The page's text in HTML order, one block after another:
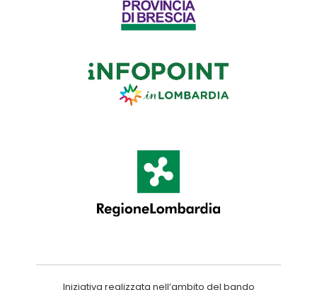
Iniziativa realizzata nell’ambito del bando